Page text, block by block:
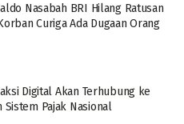
Nasabah BRI Hilang Ratusan
Curiga Ada Dugaan Orang
Digital Akan Terhubung ke
Pajak Nasional